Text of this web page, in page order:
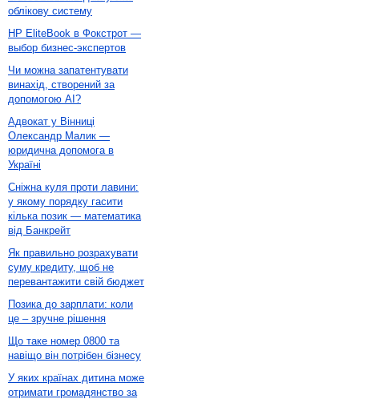
облікову систему
HP EliteBook в Фокстрот —
выбор бизнес-экспертов
Чи можна запатентувати
винахід, створений за
допомогою AI?
Адвокат у Вінниці
Олександр Малик —
юридична допомога в
Україні
Сніжна куля проти лавини:
у якому порядку гасити
кілька позик — математика
від Банкрейт
Як правильно розрахувати
суму кредиту, щоб не
перевантажити свій бюджет
Позика до зарплати: коли
це – зручне рішення
Що таке номер 0800 та
навіщо він потрібен бізнесу
У яких країнах дитина може
отримати громадянство за